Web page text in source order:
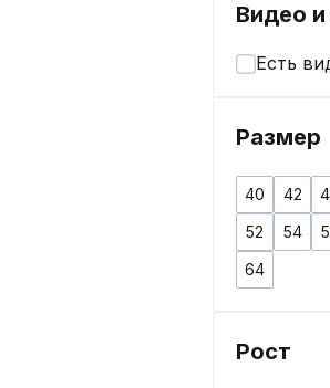
Видео
Есть
Размер
40 42
52
54
64
Рост